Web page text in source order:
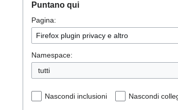
Puntano qui
Pagina:
Namespace:
tutti
Nascondi inclusioni Nascondi